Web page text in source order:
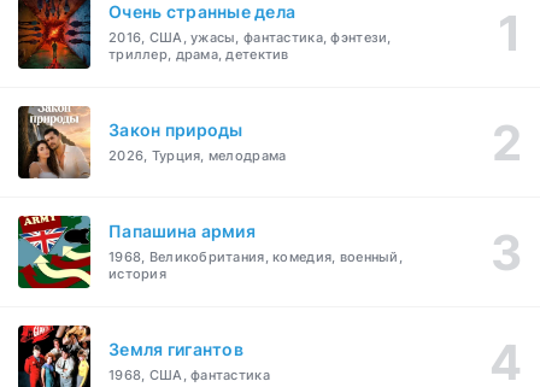
Очень странные дела
2016, США, ужасы, фантастика, фэнтези,
триллер, драма, детектив
Закон природы
2026, Турция, мелодрама
Папашина армия
1968, Великобритания, комедия, военный,
история
Земля гигантов
1968, США, фантастика